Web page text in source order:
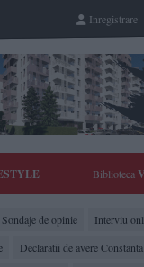
Inregistrare
Biblioteca
Sondaje de opinie Interviu
Declaratii de avere Constanta